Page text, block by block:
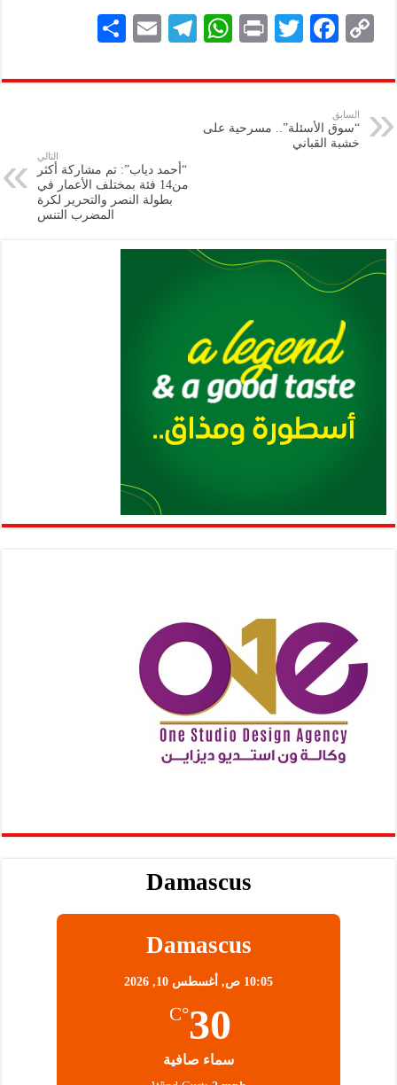
C
p
y
Li
F
eb
k
T
tt
P
nt
W
at
p
Te
gr
E
ai
ar
السابق
“سوق الأسئلة”.. مسرحية على
خشبة القباني
التالي
“أحمد دياب”: تم مشاركة أكثر
من14 فئة بمختلف الأعمار في
بطولة النصر والتحرير لكرة
المضرب التنس
Damascus
Damascus
10:05 ص, أغسطس 10, 2026
30
°C
سماء صافية